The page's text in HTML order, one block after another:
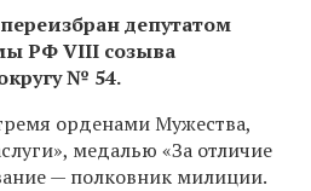
депутатом
РФ VIII созыва
№ 54.
орденами Мужества,
медалью «За отличие
— полковник милиции.